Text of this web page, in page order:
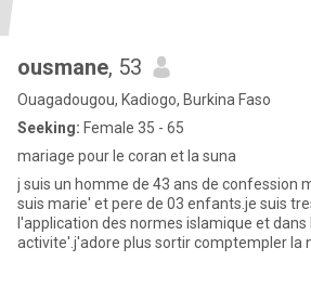
ousmane, 53
Ouagadougou, Kadiogo, Burkina Faso
Seeking: Female 35 - 65
mariage pour le coran et la suna
j suis un homme de 43 ans de confession
suis marie' et pere de 03 enfants.je suis
l'application des normes islamique et
activite'.j'adore plus sortir comptempler la